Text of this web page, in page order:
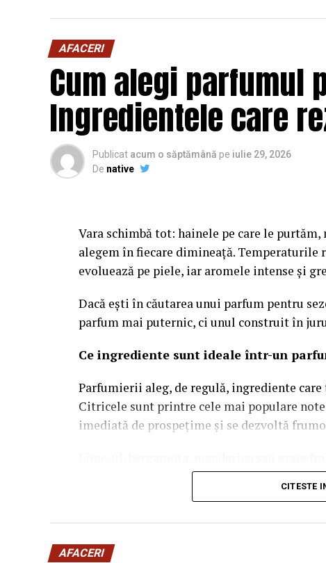
AFACERI
Cum alegi parfumul
Ingredientele care
Publicat acum o săptămână pe iulie 29, 2026
De native
Vara schimbă tot: hainele pe care le
alegem în fiecare dimineață.
evoluează pe piele, iar aromele intense și
Dacă ești în căutarea unui parfum pentru
parfum mai puternic, ci unul construit în
Ce ingrediente sunt ideale într-un
Parfumierii aleg, de regulă, ingrediente
Citricele sunt printre cele mai populare
imediată de prospețime și se dezvoltă
acorduri curate sau ingrediente lemnoase
În același timp, parfumurile inspirate de
teren. Ingrediente precum smochina, laptele
CITESTE
AFACERI